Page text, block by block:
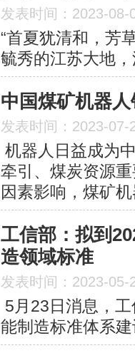
发表时间：2023-08-
“首夏犹清和，芳
毓秀的江苏大地
中国煤矿机器
发表时间：2023-07-
机器人日益成为
牵引、煤炭资源
因素影响，煤矿
工信部：拟到
造领域标准
发表时间：2023-05-
5月23日消息，
能制造标准体系